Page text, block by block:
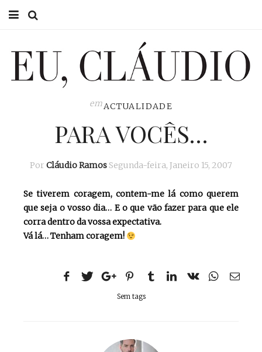
EU CLÁUDIO
EU NA TV
emACTUALIDADE
PARA VOCÊS…
Por Cláudio Ramos Segunda-feira, Janeiro 15, 2007
Se tiverem coragem, contem-me lá como querem
que seja o vosso dia… E o que vão fazer para que ele
corra dentro da vossa expectativa.
Vá lá… Tenham coragem!
Sem tags